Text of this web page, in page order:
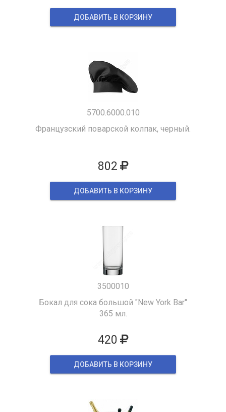
ДОБАВИТЬ В КОРЗИНУ
5700.6000.010
Французский поварской колпак, черный.
802
ДОБАВИТЬ В КОРЗИНУ
3500010
Бокал для сока большой "New York Bar"
365 мл.
420
ДОБАВИТЬ В КОРЗИНУ